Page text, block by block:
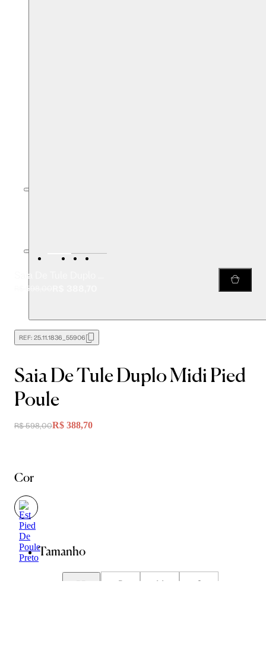
R$ 598,00
REF: 25.11.1836_55906
Saia De Tule Duplo Midi Pied
Poule
R$ 598,00R$ 388,70
Cor
Tamanho
PP P M G